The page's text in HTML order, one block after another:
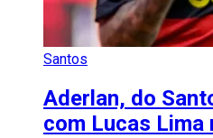
Santos
Aderlan, do
com Lucas Lima